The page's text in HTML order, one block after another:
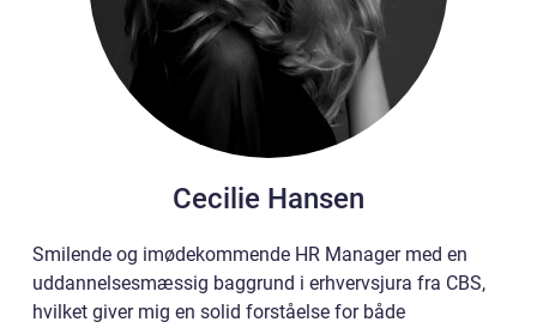
Cecilie Hansen
Smilende og imødekommende HR Manager med en
uddannelsesmæssig baggrund i erhvervsjura fra CBS,
hvilket giver mig en solid forståelse for både